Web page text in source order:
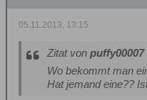
05.11.2013, 13:15
Zitat von puffy00007
Wo bekommt man
Hat jemand eine??